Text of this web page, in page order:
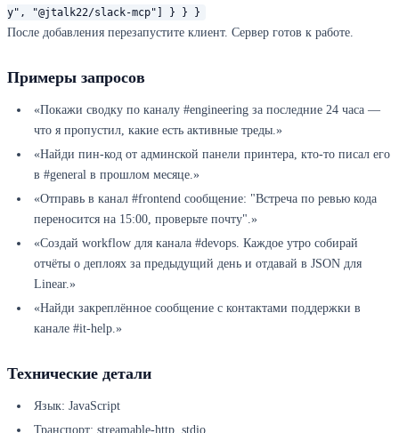
y", "@jtalk22/slack-mcp"] } } }
После добавления перезапустите клиент. Сервер готов к работе.
Примеры запросов
«Покажи сводку по каналу #engineering за последние 24 часа —
что я пропустил, какие есть активные треды.»
«Найди пин-код от админской панели принтера, кто-то писал его
в #general в прошлом месяце.»
«Отправь в канал #frontend сообщение: "Встреча по ревью кода
переносится на 15:00, проверьте почту".»
«Создай workflow для канала #devops. Каждое утро собирай
отчёты о деплоях за предыдущий день и отдавай в JSON для
Linear.»
«Найди закреплённое сообщение с контактами поддержки в
канале #it-help.»
Технические детали
Язык: JavaScript
Транспорт: streamable-http, stdio